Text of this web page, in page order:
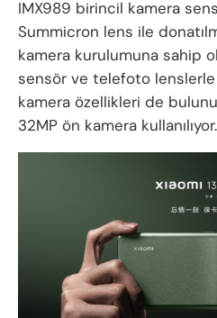
IMX989 birincil kamera
Summicron lens ile
kamera kurulumuna sahip
sensör ve telefoto
kamera özellikleri de
32MP ön kamera kullanılıyor.